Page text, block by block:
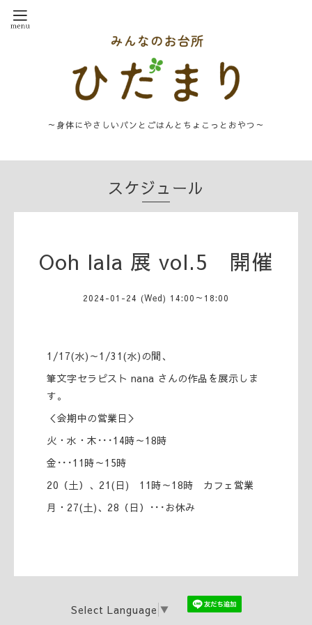
～身体にやさしいパンとごはんとちょこっとおやつ～
スケジュール
Ooh lala 展 vol.5 開催
2024-01-24 (Wed) 14:00～18:00
1/17(水)～1/31(水)の間、
筆文字セラピスト nana さんの作品を展示しま
す。
＜会期中の営業日＞
火・水・木･･･14時～18時
金･･･11時～15時
20（土）、21(日) 11時～18時 カフェ営業
月・27(土)、28（日）･･･お休み
Select Language ▼